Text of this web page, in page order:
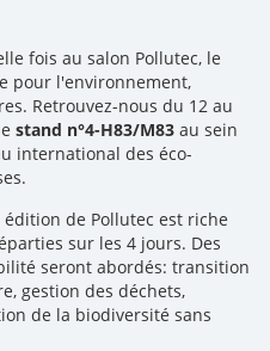
fois au salon Pollutec, le
pour l'environnement,
Retrouvez-nous du 12 au
stand n°4-H83/M83 au sein
international des éco-
édition de Pollutec est riche
sur les 4 jours. Des
seront abordés: transition
gestion des déchets,
de la biodiversité sans